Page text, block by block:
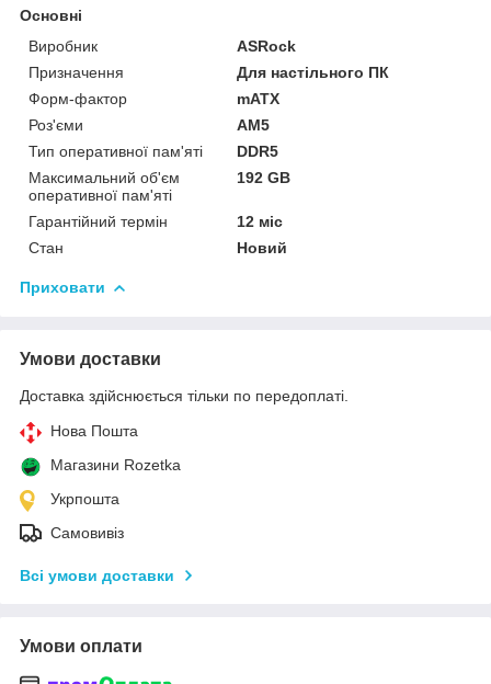
Основні
Виробник
ASRock
Призначення
Для настільного ПК
Форм-фактор
mATX
Роз'єми
AM5
Тип оперативної пам'яті
DDR5
Максимальний об'єм
оперативної пам'яті
192 GB
Гарантійний термін
12 міс
Стан
Новий
Приховати
Умови доставки
Доставка здійснюється тільки по передоплаті.
Нова Пошта
Магазини Rozetka
Укрпошта
Самовивіз
Всі умови доставки
Умови оплати